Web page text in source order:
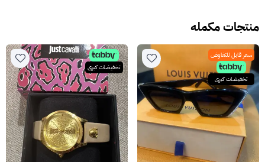
منتجات مكمله
سعر قابل للتفاوض
تخفيضات كبرى
تخفيضات كبرى